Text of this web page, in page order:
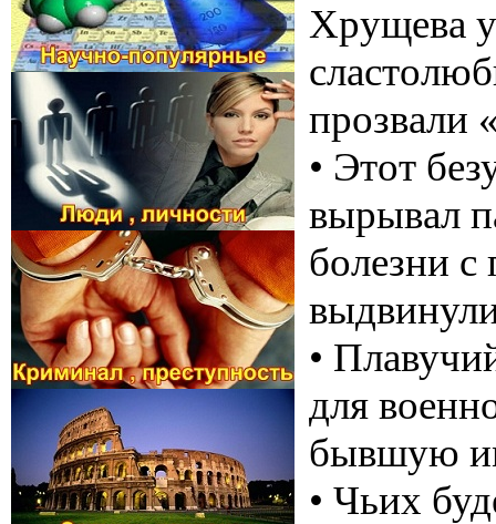
Хрущева
прозвали
• Этот
вырывал
болезни
•
для
бывшую
• Чьих